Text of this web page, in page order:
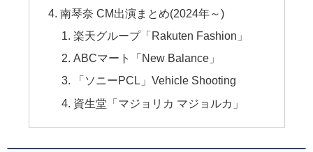
南琴奈 CM出演まとめ(2024年～)
楽天グループ「Rakuten Fashion」
ABCマート「New Balance」
「ソニーPCL」Vehicle Shooting
資生堂「マジョリカ マジョルカ」